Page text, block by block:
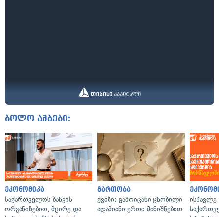
ბოლო ამბები:
ეკონომიკა
საქართველოს ბანკის
ორგანიზებით, მცირე და
გართობა
ქვიზი: გამოიცანი ცნობილი
ადამიანი ერთი მინიშნებით
ისწავლე